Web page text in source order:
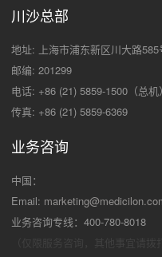
川沙总部
地址: 上海市浦东新区川大路585
邮编: 201299
电话: +86 (21) 5859-1500（总机）
传真: +86 (21) 5859-6369
业务咨询
中国：
Email:
业务咨询专线：400-780-8018